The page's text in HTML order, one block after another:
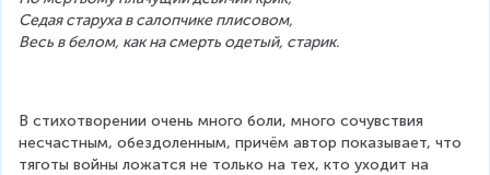
Седая старуха в салопчике плисовом,
Весь в белом, как на смерть одетый, старик.
В стихотворении очень много боли, много сочувствия
несчастным, обездоленным, причём автор показывает, что
тяготы войны ложатся не только на тех, кто уходит на